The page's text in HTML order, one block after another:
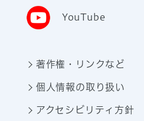
YouTube
著作権・リンクなど
個人情報の取り扱い
アクセシビリティ方針